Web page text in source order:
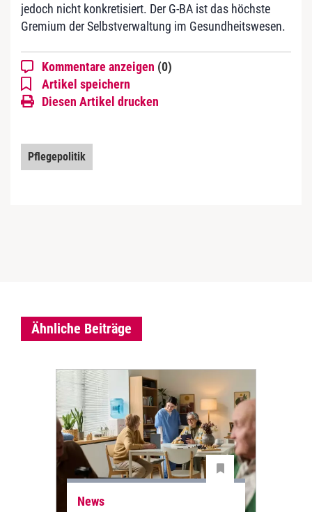
jedoch nicht konkretisiert. Der G-BA ist das höchste
Gremium der Selbstverwaltung im Gesundheitswesen.
Kommentare anzeigen (0)
Artikel speichern
Diesen Artikel drucken
Pflegepolitik
Ähnliche Beiträge
News